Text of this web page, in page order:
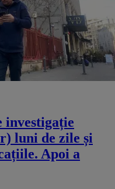
luni de zile și
Apoi a